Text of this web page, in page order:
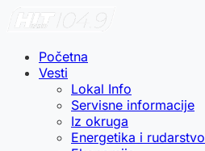
Početna
Vesti
Lokal Info
Servisne informacije
Iz okruga
Energetika i rudarstvo